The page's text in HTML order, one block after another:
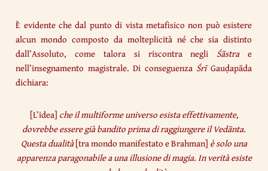
È evidente che dal punto di vista metafisico non può esistere
alcun mondo composto da molteplicità né che sia distinto
dall’Assoluto, come talora si riscontra negli Śāstrae
nell’insegnamento magistrale. Di conseguenza ŚrīGauḍapāda
dichiara:
[L’idea] che il multiforme universo esista effettivamente,
dovrebbe essere già bandito prima di raggiungere il Vedānta.
Questa dualità[tra mondo manifestato e Brahman] è solo una
apparenza paragonabile a una illusione di magia. In verità esiste